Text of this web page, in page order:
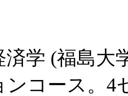
済学 (福島大
ンコース。4